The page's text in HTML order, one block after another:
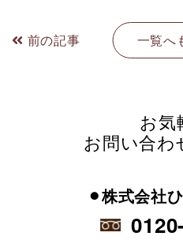
前の記事 一覧へ
お気
お問い合わ
⚫︎株式会社